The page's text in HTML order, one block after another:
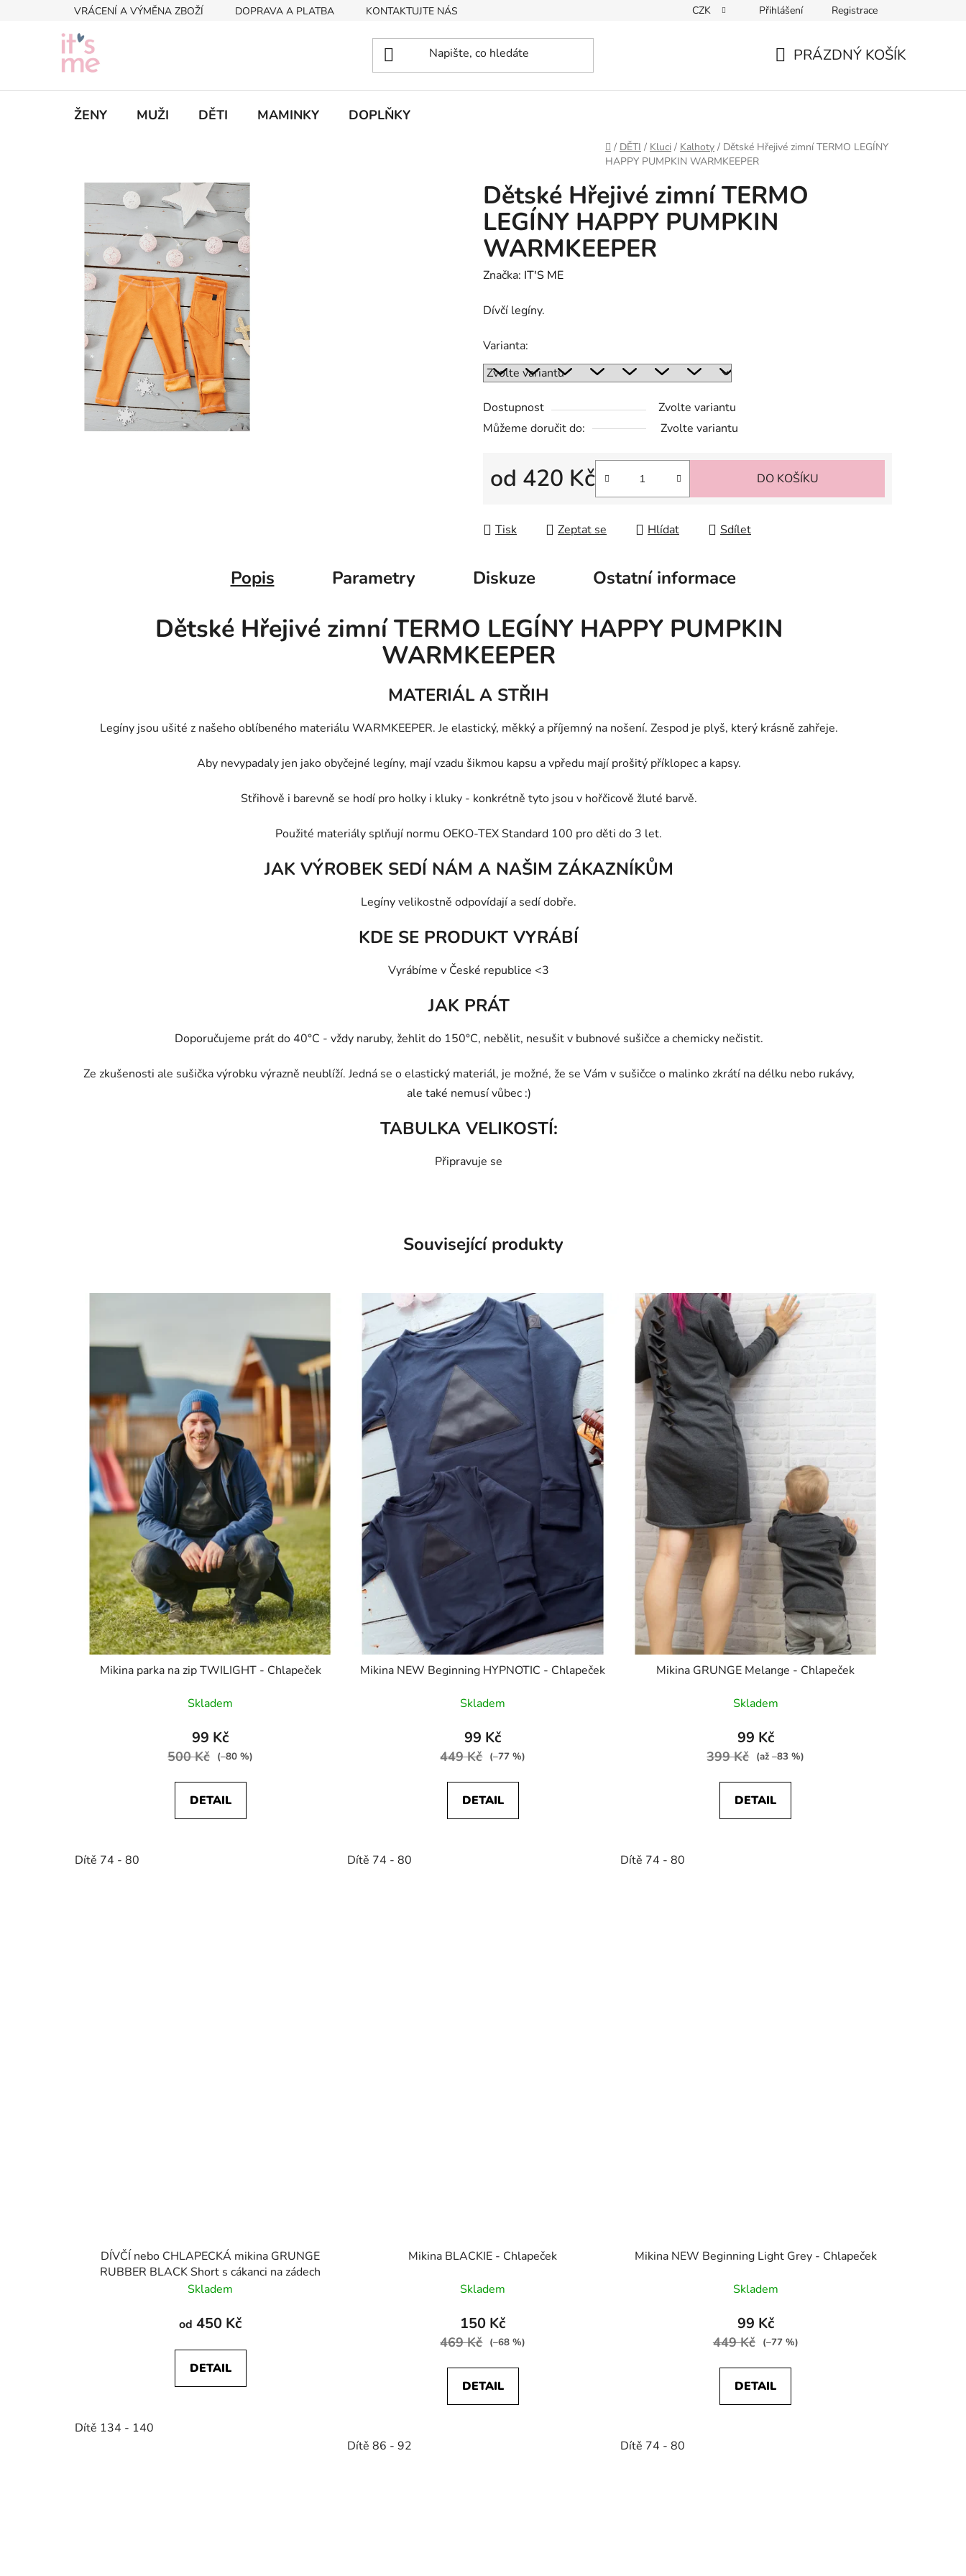
VRÁCENÍ A VÝMĚNA ZBOŽÍ DOPRAVA A PLATBA KONTAKTUJTE NÁS Podmínky ochrany osobních údajů
CZK Přihlášení Registrace
PRÁZDNÝ KOŠÍK
ŽENY MUŽI DĚTI MAMINKY DOPLŇKY
Domů
/ DĚTI / Kluci / Kalhoty / Dětské Hřejivé zimní TERMO LEGÍNY
HAPPY PUMPKIN WARMKEEPER
Dětské Hřejivé zimní TERMO
LEGÍNY HAPPY PUMPKIN
WARMKEEPER
Značka: IT'S ME
Dívčí legíny.
Varianta:
Dostupnost
Zvolte variantu
Můžeme doručit do:
Zvolte variantu
od 420 Kč DO KOŠÍKU
Tisk Zeptat se Hlídat Sdílet
Popis Parametry Diskuze Ostatní informace
Dětské Hřejivé zimní TERMO LEGÍNY HAPPY PUMPKIN
WARMKEEPER
MATERIÁL A STŘIH
Legíny jsou ušité z našeho oblíbeného materiálu WARMKEEPER. Je elastický, měkký a příjemný na nošení. Zespod je plyš, který krásně zahřeje.
Aby nevypadaly jen jako obyčejné legíny, mají vzadu šikmou kapsu a vpředu mají prošitý příklopec a kapsy.
Střihově i barevně se hodí pro holky i kluky - konkrétně tyto jsou v hořčicově žluté barvě.
Použité materiály splňují normu OEKO-TEX Standard 100 pro děti do 3 let.
JAK VÝROBEK SEDÍ NÁM A NAŠIM ZÁKAZNÍKŮM
Legíny velikostně odpovídají a sedí dobře.
KDE SE PRODUKT VYRÁBÍ
Vyrábíme v České republice <3
JAK PRÁT
Doporučujeme prát do 40°C - vždy naruby, žehlit do 150°C, nebělit, nesušit v bubnové sušičce a chemicky nečistit.
Ze zkušenosti ale sušička výrobku výrazně neublíží. Jedná se o elastický materiál, je možné, že se Vám v sušičce o malinko zkrátí na délku nebo rukávy,
ale také nemusí vůbec :)
TABULKA VELIKOSTÍ:
Připravuje se
Související produkty
Mikina parka na zip TWILIGHT - Chlapeček
Skladem
99 Kč
500 Kč (–80 %)
DETAIL
Dítě 74 - 80
Mikina NEW Beginning HYPNOTIC - Chlapeček
Skladem
99 Kč
449 Kč (–77 %)
DETAIL
Dítě 74 - 80
Mikina GRUNGE Melange - Chlapeček
Skladem
99 Kč
399 Kč (až –83 %)
DETAIL
Dítě 74 - 80
DÍVČÍ nebo CHLAPECKÁ mikina GRUNGE
RUBBER BLACK Short s cákanci na zádech
Skladem
od 450 Kč
DETAIL
Dítě 134 - 140
Mikina BLACKIE - Chlapeček
Skladem
150 Kč
469 Kč (–68 %)
DETAIL
Dítě 86 - 92
Mikina NEW Beginning Light Grey - Chlapeček
Skladem
99 Kč
449 Kč (–77 %)
DETAIL
Dítě 74 - 80